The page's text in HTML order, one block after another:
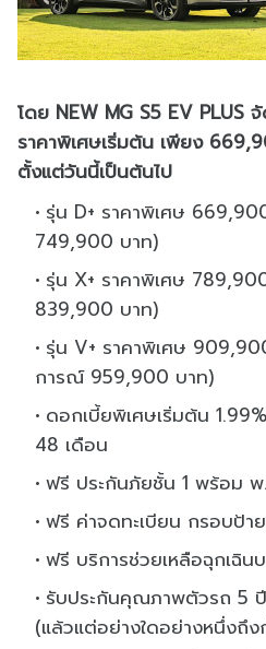
โดย NEW MG S5 EV PLUS
ราคาพิเศษเริ่มต้น เพียง
ตั้งแต่วันนี้เป็นต้นไป
รุ่น D+ ราคาพิเศษ
749,900 บาท)
รุ่น X+ ราคาพิเศษ
839,900 บาท)
รุ่น V+ ราคาพิเศษ
การณ์ 959,900 บาท)
ดอกเบี้ยพิเศษเริ่มต้น
48 เดือน
ฟรี ประกันภัยชั้น 1 พร้อม พ
ฟรี ค่าจดทะเบียน กรอบป้า
ฟรี บริการช่วยเหลือฉุกเฉิ
รับประกันคุณภาพตัวรถ 5
(แล้วแต่อย่างใดอย่างหนึ่งถึ